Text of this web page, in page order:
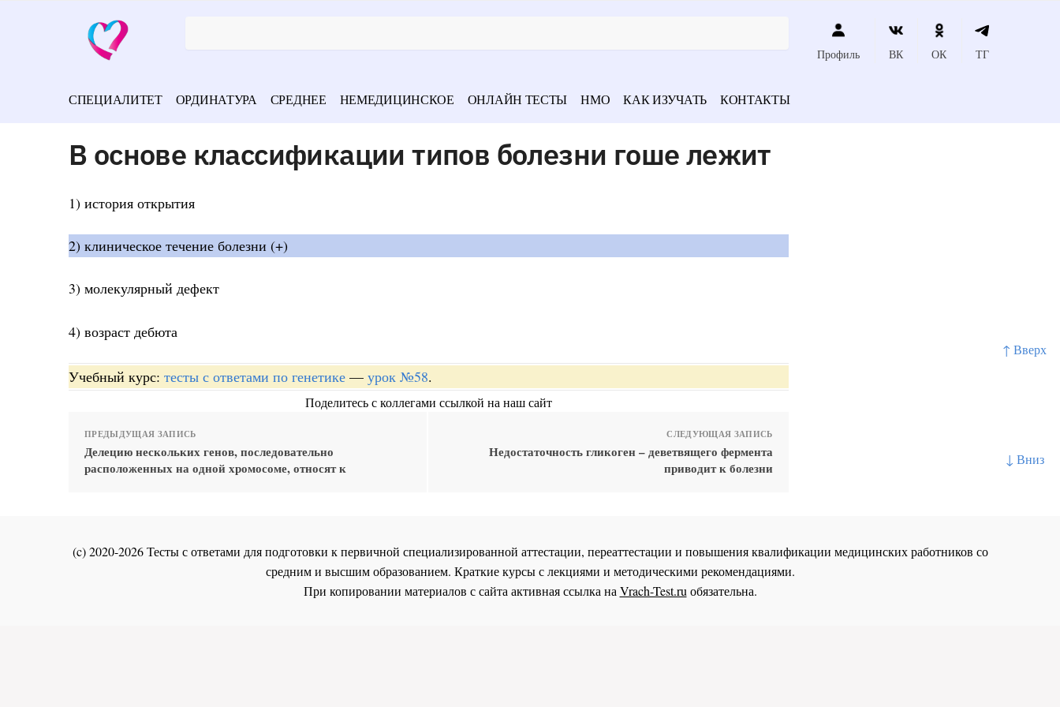
↑ Вверх
↓ Вниз
Профиль ВК ОК ТГ
СПЕЦИАЛИТЕТ ОРДИНАТУРА СРЕДНЕЕ НЕМЕДИЦИНСКОЕ ОНЛАЙН ТЕСТЫ НМО КАК ИЗУЧАТЬ КОНТАКТЫ
В основе классификации типов болезни гоше лежит
1) история открытия
2) клиническое течение болезни (+)
3) молекулярный дефект
4) возраст дебюта
Учебный курс: тесты с ответами по генетике — урок №58.
Поделитесь с коллегами ссылкой на наш сайт
ПРЕДЫДУЩАЯ ЗАПИСЬ
Делецию нескольких генов, последовательно
расположенных на одной хромосоме, относят к
СЛЕДУЮЩАЯ ЗАПИСЬ
Недостаточность гликоген – деветвящего фермента
приводит к болезни
(c) 2020-2026 Тесты с ответами для подготовки к первичной специализированной аттестации, переаттестации и повышения квалификации медицинских работников со
средним и высшим образованием. Краткие курсы с лекциями и методическими рекомендациями.
При копировании материалов с сайта активная ссылка наVrach-Test.ruобязательна.